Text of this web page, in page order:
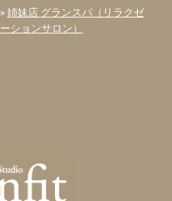
»姉妹店 グランスパ（リラクゼ
ーションサロン）